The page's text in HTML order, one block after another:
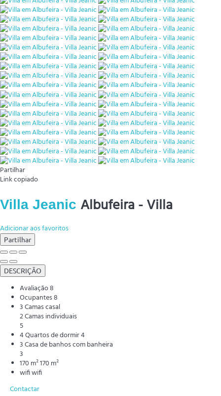
Partilhar
Link copiado
Villa Jeanic Albufeira -Villa
Adicionar aos favoritos
Partilhar
DESCRIÇÃO
Avaliação8
Ocupantes8
3 Camas casal
2 Camas individuais
5
4 Quartos de dormir4
3 Casa de banhos com banheira
3
170 m²170 m²
wifiwifi
Contactar